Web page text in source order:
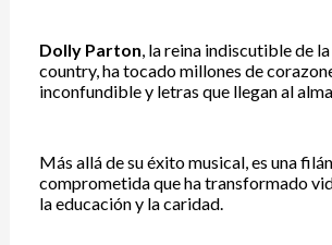
Dolly Parton, la reina indiscutible de
country, ha tocado millones de
inconfundible y letras que llegan al
Más allá de su éxito musical, es una
comprometida que ha transformado
la educación y la caridad.